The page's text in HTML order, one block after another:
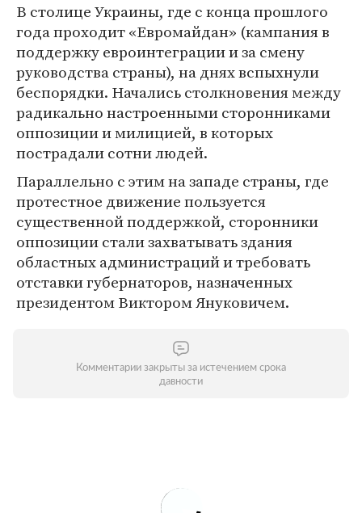
В столице Украины, где с конца прошлого
года проходит «Евромайдан» (кампания в
поддержку евроинтеграции и за смену
руководства страны), на днях вспыхнули
беспорядки. Начались столкновения между
радикально настроенными сторонниками
оппозиции и милицией, в которых
пострадали сотни людей.
Параллельно с этим на западе страны, где
протестное движение пользуется
существенной поддержкой, сторонники
оппозиции стали захватывать здания
областных администраций и требовать
отставки губернаторов, назначенных
президентом Виктором Януковичем.
Комментарии закрыты за истечением срока
давности